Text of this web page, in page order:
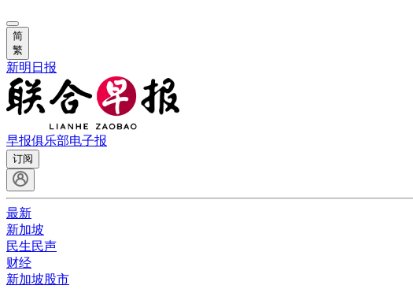
简
繁
新明日报
早报俱乐部电子报
订阅
最新
新加坡
民生民声
财经
新加坡股市